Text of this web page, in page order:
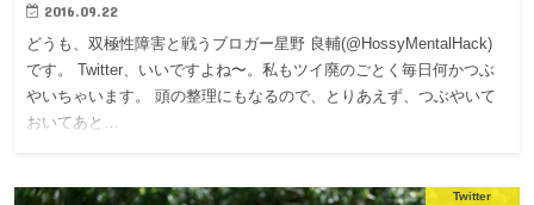
2016.09.22
どうも、双極性障害と戦うブロガー星野 良輔(@HossyMentalHack)
です。 Twitter、いいですよね〜。私もツイ廃のごとく毎日何かつぶ
やいちゃいます。 頭の整理にもなるので、とりあえず、つぶやいて
おいてあと…
Twitter